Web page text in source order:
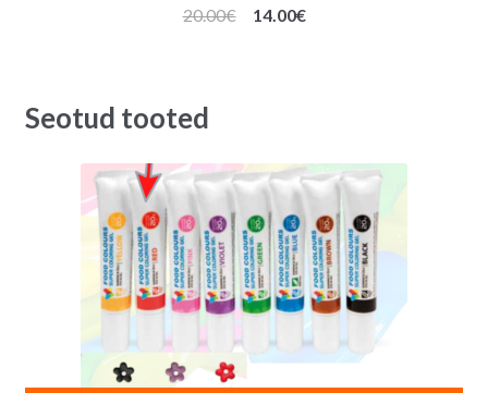
20.00€
Algne
14.00€Praegune
Seotud tooted